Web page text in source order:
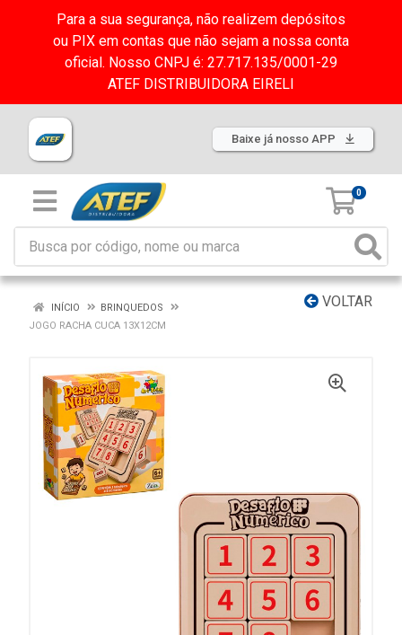
Para a sua segurança, não realizem depósitos
ou PIX em contas que não sejam a nossa conta
oficial. Nosso CNPJ é: 27.717.135/0001-29
ATEF DISTRIBUIDORA EIRELI
Baixe já nosso APP
0
VOLTAR
INÍCIO
BRINQUEDOS
JOGO RACHA CUCA 13X12CM